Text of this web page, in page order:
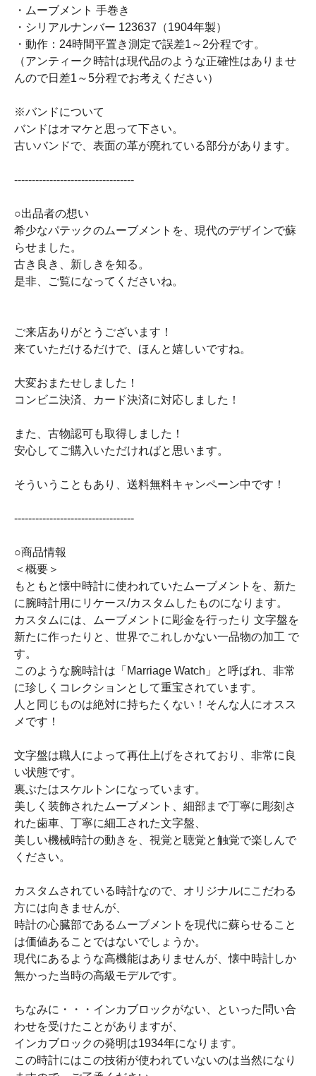
・ムーブメント 手巻き
・シリアルナンバー 123637（1904年製）
・動作：24時間平置き測定で誤差1～2分程です。
（アンティーク時計は現代品のような正確性はありませ
んので日差1～5分程でお考えください）
※バンドについて
バンドはオマケと思って下さい。
古いバンドで、表面の革が廃れている部分があります。
----------------------------------
○出品者の想い
希少なパテックのムーブメントを、現代のデザインで蘇
らせました。
古き良き、新しきを知る。
是非、ご覧になってくださいね。
ご来店ありがとうございます！
来ていただけるだけで、ほんと嬉しいですね。
大変おまたせしました！
コンビニ決済、カード決済に対応しました！
また、古物認可も取得しました！
安心してご購入いただければと思います。
そういうこともあり、送料無料キャンペーン中です！
----------------------------------
○商品情報
＜概要＞
もともと懐中時計に使われていたムーブメントを、新た
に腕時計用にリケース/カスタムしたものになります。
カスタムには、ムーブメントに彫金を行ったり 文字盤を
新たに作ったりと、世界でこれしかない一品物の加工 で
す。
このような腕時計は「Marriage Watch」と呼ばれ、非常
に珍しくコレクションとして重宝されています。
人と同じものは絶対に持ちたくない！そんな人にオスス
メです！
文字盤は職人によって再仕上げをされており、非常に良
い状態です。
裏ぶたはスケルトンになっています。
美しく装飾されたムーブメント、細部まで丁寧に彫刻さ
れた歯車、丁寧に細工された文字盤、
美しい機械時計の動きを、視覚と聴覚と触覚で楽しんで
ください。
カスタムされている時計なので、オリジナルにこだわる
方には向きませんが、
時計の心臓部であるムーブメントを現代に蘇らせること
は価値あることではないでしょうか。
現代にあるような高機能はありませんが、懐中時計しか
無かった当時の高級モデルです。
ちなみに・・・インカブロックがない、といった問い合
わせを受けたことがありますが、
インカブロックの発明は1934年になります。
この時計にはこの技術が使われていないのは当然になり